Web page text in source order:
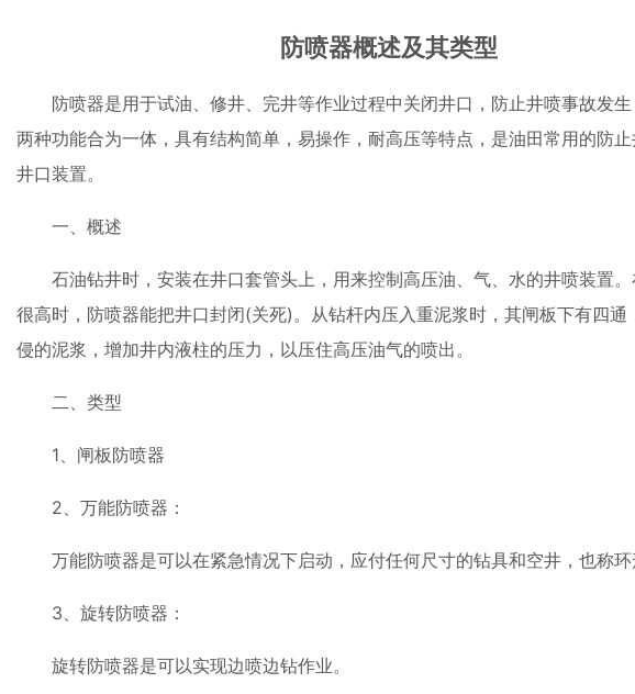
防喷器概述及其类型
防喷器是用于试油、修井、完井等作业过程中关闭井口，防止井喷事故发
两种功能合为一体，具有结构简单，易操作，耐高压等特点，是油田常用的防
井口装置。
一、概述
石油钻井时，安装在井口套管头上，用来控制高压油、气、水的井喷装置
很高时，防喷器能把井口封闭(关死)。从钻杆内压入重泥浆时，其闸板下有四通
侵的泥浆，增加井内液柱的压力，以压住高压油气的喷出。
二、类型
1、闸板防喷器
2、万能防喷器：
万能防喷器是可以在紧急情况下启动，应付任何尺寸的钻具和空井，也称环
3、旋转防喷器：
旋转防喷器是可以实现边喷边钻作业。